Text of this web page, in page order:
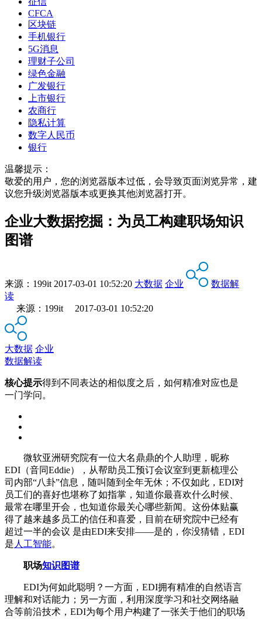
CFCA
区块链
手机银行
5G消息
理财子公司
绿色金融
广发银行
上市银行
农商行
隐私计算
数字人民币
银行
温馨提示：
敬爱的用户，您的浏览器版本过低，会导致页面浏览异常，建
议您升级浏览器版本或更换其他浏览器打开。
企业大数据挖掘：为员工构建职场知识
图谱
来源： 199it 2017-03-01 10:52:20 大数据 企业
数据解
读
来源：199it 2017-03-01 10:52:20
大数据 企业
数据解读
核心提示得到不同表达的相似度之后，如何精准对应也是
一门学问。
微软亚洲研究院有一位大名鼎鼎的个人助理，昵称
EDI（音同Eddie），从帮助员工预订会议室到更新梳理公
司内部“八卦”信息，随叫随到全年无休；不仅如此，EDI对
员工们的喜好也堪称了如指掌，知道你最喜欢什么时候、
最常在哪里开会，也知道你最关心哪些新闻。这份体贴赢
得了越来越多员工的信任和喜爱，目前在研究院中已经有
超过一半的会议 是由EDI来安排——是的，你没猜错，EDI
是 人工智能。
职场知识图谱
EDI为何如此聪明？一方面，EDI拥有精准的自然语言
理解和对话能力；另一方面，利用深度学习和社交网络融
合等前沿技术，EDI为每个用户构建了一张关于他们的职场